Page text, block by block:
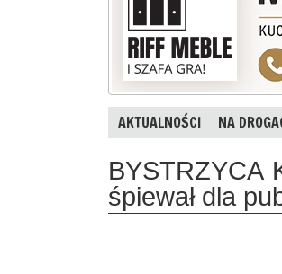
AKTUALNOŚCI NA
BYSTRZYCA
śpiewał dla